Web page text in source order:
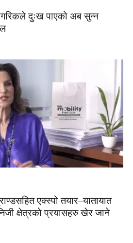
दुःख पाएको अब सुन्न
एक्स्पो तयार–यातायात
निजी क्षेत्रको प्रयासहरु खेर जाने